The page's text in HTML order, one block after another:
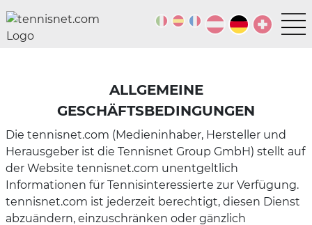
ALLGEMEINE
GESCHÄFTSBEDINGUNGEN
Die tennisnet.com (Medieninhaber, Hersteller und
Herausgeber ist die Tennisnet Group GmbH) stellt auf
der Website tennisnet.com unentgeltlich
Informationen für Tennisinteressierte zur Verfügung.
tennisnet.com ist jederzeit berechtigt, diesen Dienst
abzuändern, einzuschränken oder gänzlich